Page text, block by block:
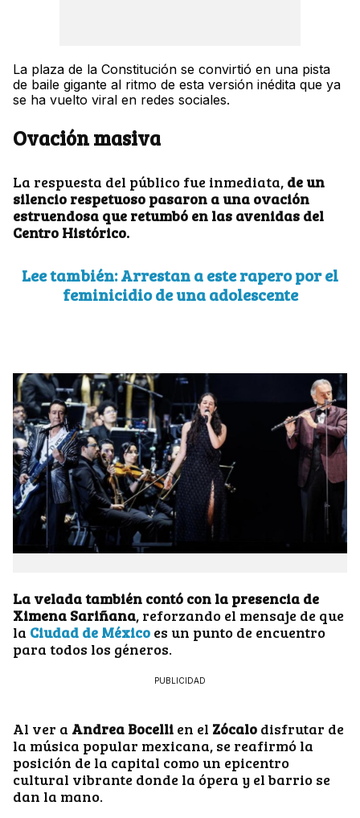
La plaza de la Constitución se convirtió en una pista
de baile gigante al ritmo de esta versión inédita que ya
se ha vuelto viral en redes sociales.
Ovación masiva
La respuesta del público fue inmediata, de un
silencio respetuoso pasaron a una ovación
estruendosa que retumbó en las avenidas del
Centro Histórico.
Lee también: Arrestan a este rapero por el
feminicidio de una adolescente
La velada también contó con la presencia de
Ximena Sariñana, reforzando el mensaje de que
la Ciudad de México es un punto de encuentro
para todos los géneros.
PUBLICIDAD
Al ver a Andrea Bocelli en el Zócalo disfrutar de
la música popular mexicana, se reafirmó la
posición de la capital como un epicentro
cultural vibrante donde la ópera y el barrio se
dan la mano.